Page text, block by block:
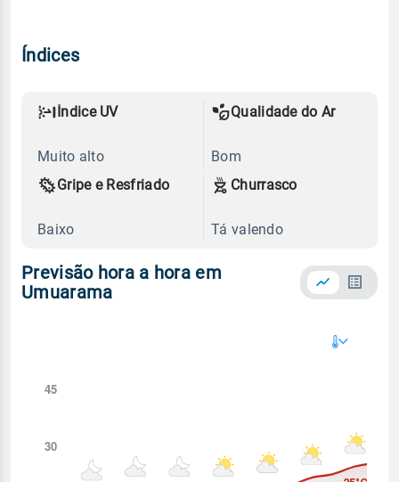
Índices
Índice UV
Muito alto
Qualidade do Ar
Bom
Gripe e Resfriado
Baixo
Churrasco
Tá valendo
Previsão hora a hora em
Umuarama